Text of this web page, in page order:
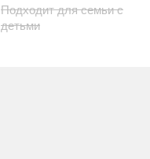
Подходит для семьи с
детьми